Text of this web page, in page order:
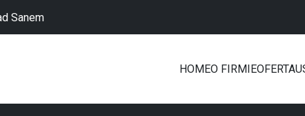
Sanem
HOMEO FIRMIEOFERTA